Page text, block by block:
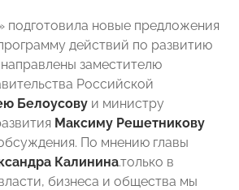
новые предложения
действий по развитию
заместителю
Российской
Белоусову и министру
Максиму Решетникову
По мнению главы
Калинина.только в
бизнеса и общества мы